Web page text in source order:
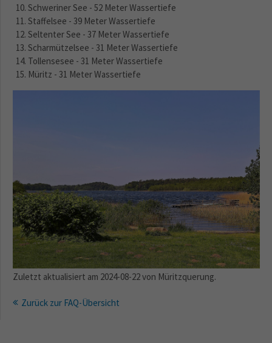
Schweriner See - 52 Meter Wassertiefe
Staffelsee - 39 Meter Wassertiefe
Seltenter See - 37 Meter Wassertiefe
Scharmützelsee - 31 Meter Wassertiefe
Tollensesee - 31 Meter Wassertiefe
Müritz - 31 Meter Wassertiefe
Zuletzt aktualisiert am 2024-08-22 von Müritzquerung.
Zurück zur FAQ-Übersicht